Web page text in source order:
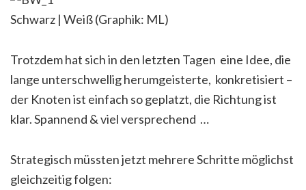
Schwarz | Weiß (Graphik: ML)
Trotzdem hat sich in den letzten Tagen eine Idee, die
lange unterschwellig herumgeisterte, konkretisiert –
der Knoten ist einfach so geplatzt, die Richtung ist
klar. Spannend & viel versprechend …
Strategisch müssten jetzt mehrere Schritte möglichst
gleichzeitig folgen: